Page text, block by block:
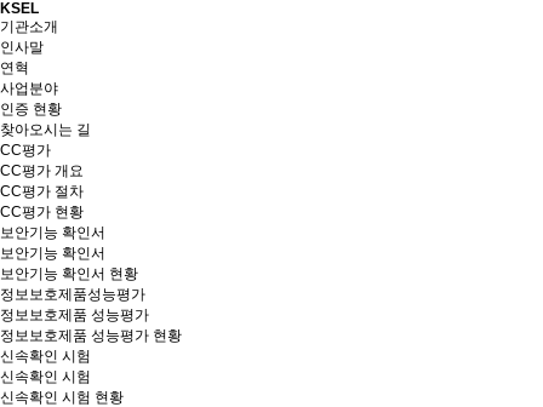
KSEL
기관소개
인사말
연혁
사업분야
인증 현황
찾아오시는 길
CC평가
CC평가 개요
CC평가 절차
CC평가 현황
보안기능 확인서
보안기능 확인서
보안기능 확인서 현황
정보보호제품성능평가
정보보호제품 성능평가
정보보호제품 성능평가 현황
신속확인 시험
신속확인 시험
신속확인 시험 현황